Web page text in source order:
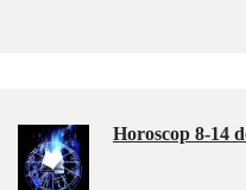
Horoscop 8-14